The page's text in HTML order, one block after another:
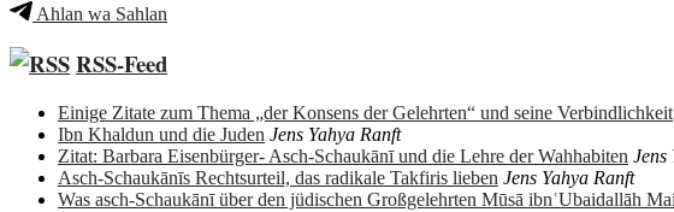
Ahlan wa Sahlan
RSS-Feed
Einige Zitate zum Thema „der Konsens der Gelehrten“ und seine Verbindlichkeit
Ibn Khaldun und die Juden Jens Yahya Ranft
Zitat: Barbara Eisenbürger- Asch-Schaukānī und die Lehre der Wahhabiten Jens
Asch-Schaukānīs Rechtsurteil, das radikale Takfiris lieben Jens Yahya Ranft
Was asch-Schaukānī über den jüdischen Großgelehrten Mūsā ibnʿUbaidallāh